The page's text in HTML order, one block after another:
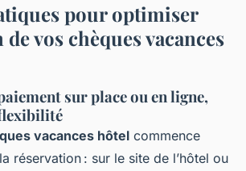
pour optimiser
vos chèques vacances
sur place ou en ligne,
vacances hôtel commence
réservation : sur le site de l’hôtel ou